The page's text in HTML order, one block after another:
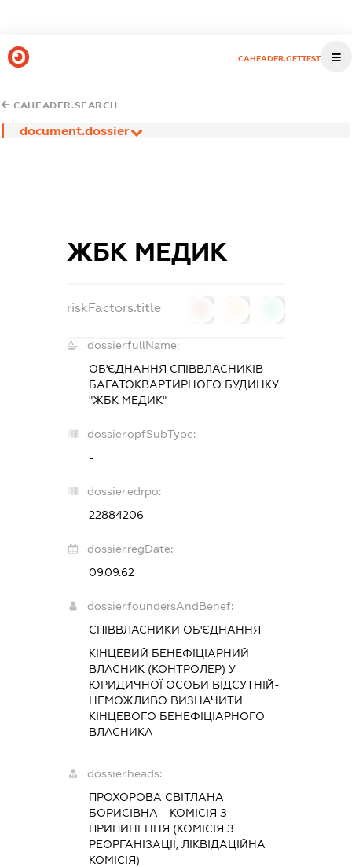
CAHEADER.GETTEST
CAHEADER.SEARCH
document.dossier
ЖБК МЕДИК
riskFactors.title
dossier.fullName:
ОБ'ЄДНАННЯ СПІВВЛАСНИКІВ
БАГАТОКВАРТИРНОГО БУДИНКУ
"ЖБК МЕДИК"
dossier.opfSubType:
-
dossier.edrpo:
22884206
dossier.regDate:
09.09.62
dossier.foundersAndBenef:
СПІВВЛАСНИКИ ОБ'ЄДНАННЯ
КІНЦЕВИЙ БЕНЕФІЦІАРНИЙ
ВЛАСНИК (КОНТРОЛЕР) У
ЮРИДИЧНОЇ ОСОБИ ВІДСУТНІЙ-
НЕМОЖЛИВО ВИЗНАЧИТИ
КІНЦЕВОГО БЕНЕФІЦІАРНОГО
ВЛАСНИКА
dossier.heads:
ПРОХОРОВА СВІТЛАНА
БОРИСІВНА - КОМІСІЯ З
ПРИПИНЕННЯ (КОМІСІЯ З
РЕОРГАНІЗАЦІЇ, ЛІКВІДАЦІЙНА
КОМІСІЯ)